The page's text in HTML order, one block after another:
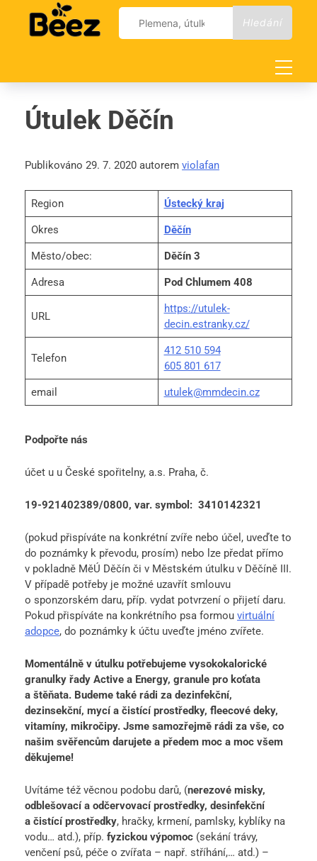
content
Vyhledávání
Útulek Děčín
Publikováno 29. 7. 2020 autorem violafan
Region Ústecký kraj
Okres Děčín
Město/obec: Děčín 3
Adresa Pod Chlumem 408
URL
https://utulek-
decin.estranky.cz/
Telefon
412 510 594
605 801 617
email utulek@mmdecin.cz
Podpořte nás
účet u u České spořitelny, a.s. Praha, č.
19-921402389/0800, var. symbol: 3410142321
(pokud přispíváte na konkrétní zvíře nebo účel, uveďte to
do poznámky k převodu, prosím) nebo lze předat přímo
v pokladně MěÚ Děčín či v Městském útulku v Děčíně III.
V případě potřeby je možné uzavřít smlouvu
o sponzorském daru, příp. vydat potvrzení o přijetí daru.
Pokud přispíváte na konkrétního psa formou virtuální
adopce, do poznámky k účtu uveďte jméno zvířete.
Momentálně v útulku potřebujeme vysokokalorické
granulky řady Active a Energy, granule pro koťata
a štěňata. Budeme také rádi za dezinfekční,
dezinsekční, mycí a čistící prostředky, fleecové deky,
vitamíny, mikročipy. Jsme samozřejmě rádi za vše, co
našim svěřencům darujete a předem moc a moc všem
děkujeme!
Uvítáme též věcnou podobu darů, (nerezové misky,
odblešovací a odčervovací prostředky, desinfekční
a čistící prostředky, hračky, krmení, pamlsky, kyblíky na
vodu… atd.), příp. fyzickou výpomoc (sekání trávy,
venčení psů, péče o zvířata – např. stříhání,… atd.) –